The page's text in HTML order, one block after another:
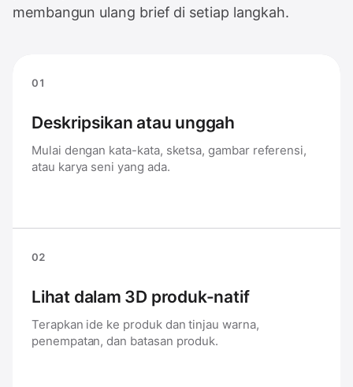
membangun ulang brief di setiap langkah.
01
Deskripsikan atau unggah
Mulai dengan kata-kata, sketsa, gambar referensi,
atau karya seni yang ada.
02
Lihat dalam 3D produk-natif
Terapkan ide ke produk dan tinjau warna,
penempatan, dan batasan produk.